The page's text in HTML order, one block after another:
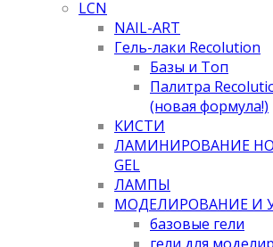
LCN
NAIL-ART
Гель-лаки Recolution
Базы и Топ
Палитра
(новая формула!)
КИСТИ
ЛАМИНИРОВАНИЕ
GEL
ЛАМПЫ
МОДЕЛИРОВАНИЕ И
базовые гели